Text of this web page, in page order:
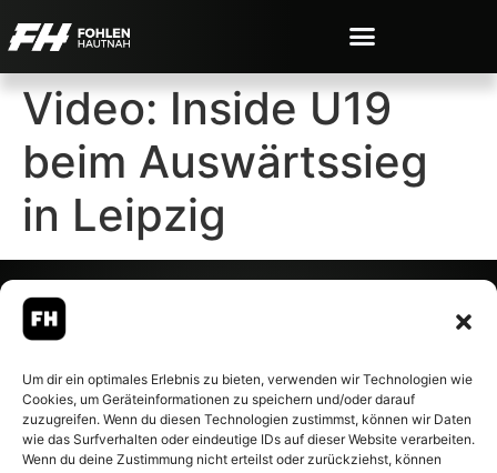
Um dir ein optimales Erlebnis zu bieten, verwenden wir Technologien wie
Cookies, um Geräteinformationen zu speichern und/oder darauf
zuzugreifen. Wenn du diesen Technologien zustimmst, können wir Daten
wie das Surfverhalten oder eindeutige IDs auf dieser Website verarbeiten.
Wenn du deine Zustimmung nicht erteilst oder zurückziehst, können
Video: Inside U19
beim Auswärtssieg
in Leipzig
– Alle rechte vorbehalten.
Fohlen-Hautnah.de ist ein
offiziell eingetragenes Magazin
bei der Deutschen